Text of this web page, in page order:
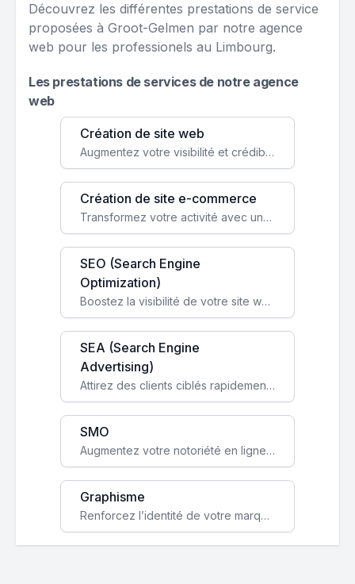
Découvrez les différentes prestations de service
proposées à Groot-Gelmen par notre agence
web pour les professionels au Limbourg.
Les prestations de services de notre agence
web
Création de site web
Augmentez votre visibilité et crédibilité en ligne avec un site web performant, conçu pour attirer plus de clients.
Création de site e-commerce
Transformez votre activité avec une boutique en ligne, accessible à l'échelle mondiale 24/7.
SEO (Search Engine
Optimization)
Boostez la visibilité de votre site web sur Google et attirez du trafic qualifié grâce à nos stratégies SEO.
SEA (Search Engine
Advertising)
Attirez des clients ciblés rapidement avec des campagnes publicitaires payantes optimisées pour vos objectifs.
SMO
Augmentez votre notoriété en ligne et stimulez la croissance de votre entreprise grâce à une stratégie sociale sur mesure.
Graphisme
Renforcez l’identité de votre marque avec un design unique qui capte l’attention et engage vos clients.